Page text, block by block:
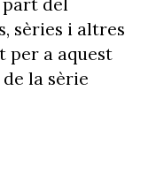
sèries i altres
per a aquest
la sèrie